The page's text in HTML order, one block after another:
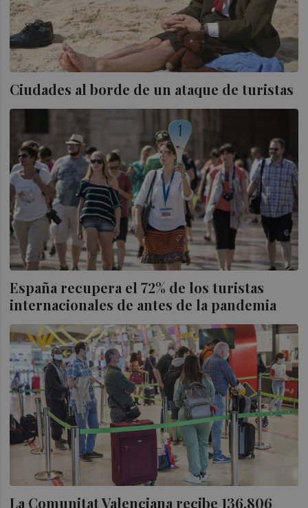
Ciudades al borde de un ataque de turistas
España recupera el 72% de los turistas
internacionales de antes de la pandemia
La Comunitat Valenciana recibe 136.806